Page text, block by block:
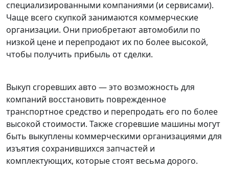
специализированными компаниями (и сервисами).
Чаще всего скупкой занимаются коммерческие
организации. Они приобретают автомобили по
низкой цене и перепродают их по более высокой,
чтобы получить прибыль от сделки.
Выкуп сгоревших авто — это возможность для
компаний восстановить поврежденное
транспортное средство и перепродать его по более
высокой стоимости. Также сгоревшие машины могут
быть выкуплены коммерческими организациями для
изъятия сохранившихся запчастей и
комплектующих, которые стоят весьма дорого.